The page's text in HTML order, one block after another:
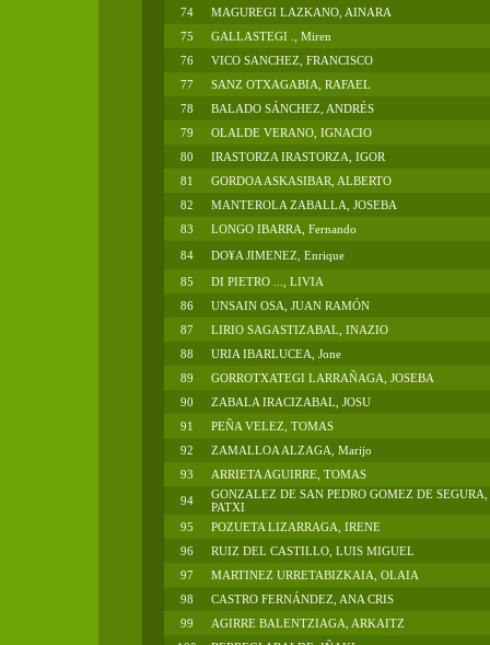
74
MAGUREGI LAZKANO, AINARA
75
GALLASTEGI ., Miren
76
VICO SANCHEZ, FRANCISCO
77
SANZ OTXAGABIA, RAFAEL
78
BALADO SÁNCHEZ, ANDRÉS
79
OLALDE VERANO, IGNACIO
80
IRASTORZA IRASTORZA, IGOR
81
GORDOA ASKASIBAR, ALBERTO
82
MANTEROLA ZABALLA, JOSEBA
83
LONGO IBARRA, Fernando
84
DO¥A JIMENEZ, Enrique
85
DI PIETRO ..., LIVIA
86
UNSAIN OSA, JUAN RAMÓN
87
LIRIO SAGASTIZABAL, INAZIO
88
URIA IBARLUCEA, Jone
89
GORROTXATEGI LARRAÑAGA, JOSEBA
90
ZABALA IRACIZABAL, JOSU
91
PEÑA VELEZ, TOMAS
92
ZAMALLOA ALZAGA, Marijo
93
ARRIETA AGUIRRE, TOMAS
94
GONZALEZ DE SAN PEDRO GOMEZ DE SEGURA,
PATXI
95
POZUETA LIZARRAGA, IRENE
96
RUIZ DEL CASTILLO, LUIS MIGUEL
97
MARTINEZ URRETABIZKAIA, OLAIA
98
CASTRO FERNÁNDEZ, ANA CRIS
99
AGIRRE BALENTZIAGA, ARKAITZ